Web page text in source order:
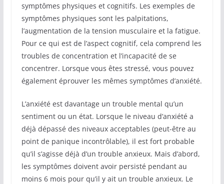
symptômes physiques et cognitifs. Les exemples de
symptômes physiques sont les palpitations,
l’augmentation de la tension musculaire et la fatigue.
Pour ce qui est de l’aspect cognitif, cela comprend les
troubles de concentration et l’incapacité de se
concentrer. Lorsque vous êtes stressé, vous pouvez
également éprouver les mêmes symptômes d’anxiété.
L’anxiété est davantage un trouble mental qu’un
sentiment ou un état. Lorsque le niveau d’anxiété a
déjà dépassé des niveaux acceptables (peut-être au
point de panique incontrôlable), il est fort probable
qu’il s’agisse déjà d’un trouble anxieux. Mais d’abord,
les symptômes doivent avoir persisté pendant au
moins 6 mois pour qu’il y ait un trouble anxieux. Le